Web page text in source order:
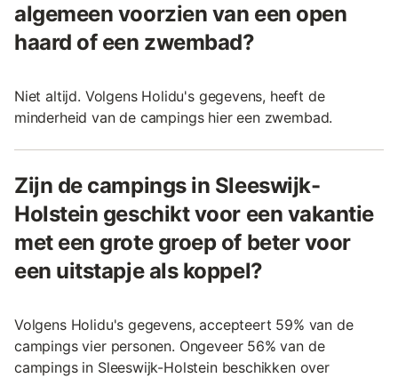
algemeen voorzien van een open
haard of een zwembad?
Niet altijd. Volgens Holidu's gegevens, heeft de
minderheid van de campings hier een zwembad.
Zijn de campings in Sleeswijk-
Holstein geschikt voor een vakantie
met een grote groep of beter voor
een uitstapje als koppel?
Volgens Holidu's gegevens, accepteert 59% van de
campings vier personen. Ongeveer 56% van de
campings in Sleeswijk-Holstein beschikken over